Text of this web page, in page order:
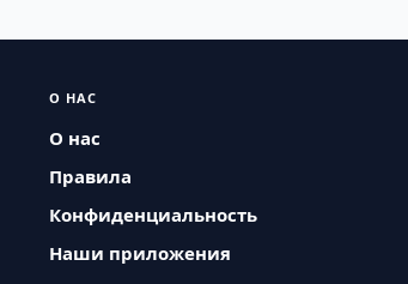
О НАС
О нас
Правила
Конфиденциальность
Наши приложения